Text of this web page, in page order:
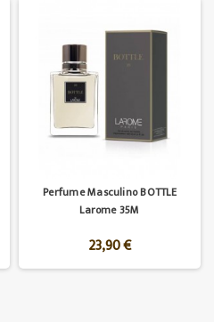
Perfume Masculino BOTTLE
Larome 35M
23,90 €